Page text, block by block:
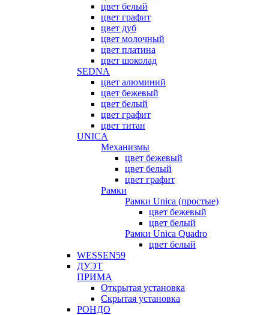
цвет белый
цвет графит
цвет дуб
цвет молочный
цвет платина
цвет шоколад
SEDNA
цвет алюминий
цвет бежевый
цвет белый
цвет графит
цвет титан
UNICA
Механизмы
цвет бежевый
цвет белый
цвет графит
Рамки
Рамки Unica (простые)
цвет бежевый
цвет белый
Рамки Unica Quadro
цвет белый
WESSEN59
ДУЭТ
ПРИМА
Открытая установка
Скрытая установка
РОНДО